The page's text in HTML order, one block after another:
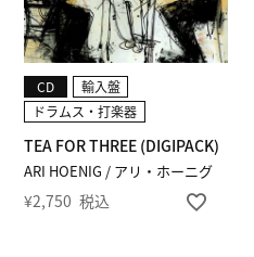
ARI HOENIG / アリ・ホーニグ
TEA FOR THREE (DIGIPACK)
CD
輸入盤
ドラムス・打楽器
¥2,750 税込